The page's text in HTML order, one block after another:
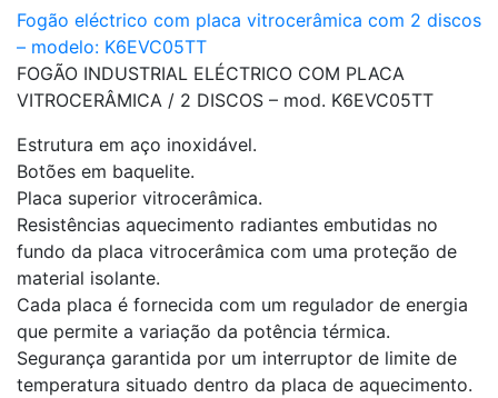
Fogão eléctrico com placa vitrocerâmica com 2 discos
– modelo: K6EVC05TT
FOGÃO INDUSTRIAL ELÉCTRICO COM PLACA
VITROCERÂMICA / 2 DISCOS – mod. K6EVC05TT
Estrutura em aço inoxidável.
Botões em baquelite.
Placa superior vitrocerâmica.
Resistências aquecimento radiantes embutidas no
fundo da placa vitrocerâmica com uma proteção de
material isolante.
Cada placa é fornecida com um regulador de energia
que permite a variação da potência térmica.
Segurança garantida por um interruptor de limite de
temperatura situado dentro da placa de aquecimento.